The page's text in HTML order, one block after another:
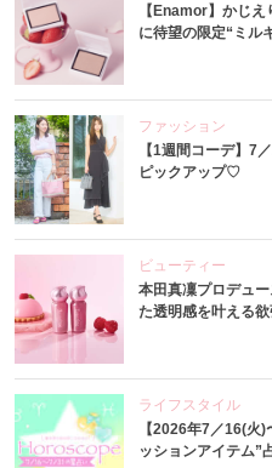
【Enamor】かじ
に待望の限定“ミル
ファッション
【1週間コーデ】7
ピックアップ♡
ビューティー
本田真凜プロデュ
た透明感を叶える
ライフスタイル
【2026年7／16(火
ッションアイテム”